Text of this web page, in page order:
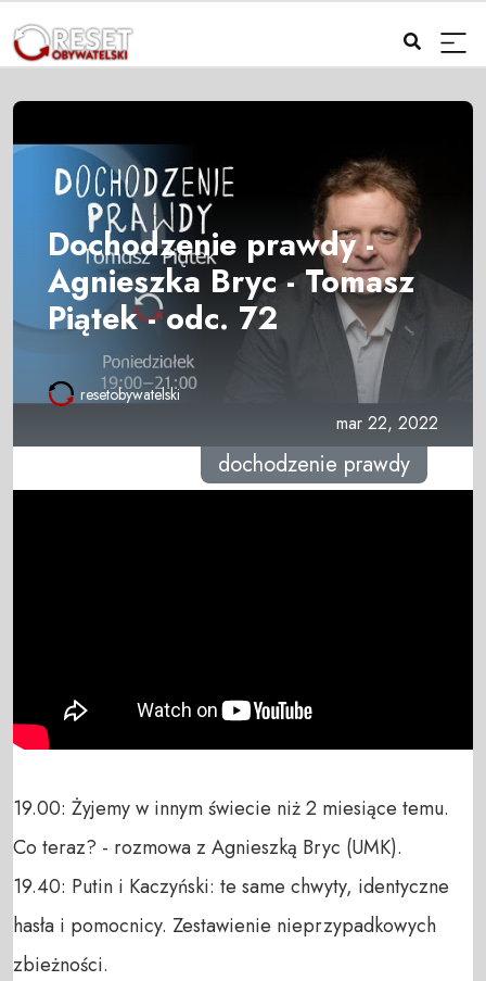
Dochodzenie prawdy -
Agnieszka Bryc - Tomasz
Piątek - odc. 72
resetobywatelski
mar 22, 2022
dochodzenie prawdy
19.00: Żyjemy w innym świecie niż 2 miesiące temu.
Co teraz? - rozmowa z Agnieszką Bryc (UMK).
19.40: Putin i Kaczyński: te same chwyty, identyczne
hasła i pomocnicy. Zestawienie nieprzypadkowych
zbieżności.